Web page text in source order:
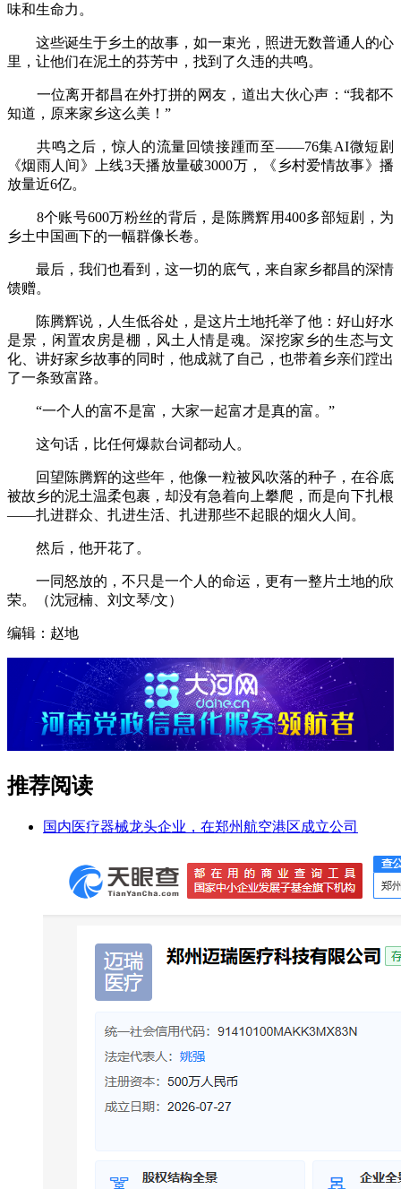
味和生命力。
这些诞生于乡土的故事，如一束光，照进无数普通人的心
里，让他们在泥土的芬芳中，找到了久违的共鸣。
一位离开都昌在外打拼的网友，道出大伙心声：“我都不
知道，原来家乡这么美！”
共鸣之后，惊人的流量回馈接踵而至——76集AI微短剧
《烟雨人间》上线3天播放量破3000万，《乡村爱情故事》播
放量近6亿。
8个账号600万粉丝的背后，是陈腾辉用400多部短剧，为
乡土中国画下的一幅群像长卷。
最后，我们也看到，这一切的底气，来自家乡都昌的深情
馈赠。
陈腾辉说，人生低谷处，是这片土地托举了他：好山好水
是景，闲置农房是棚，风土人情是魂。深挖家乡的生态与文
化、讲好家乡故事的同时，他成就了自己，也带着乡亲们蹚出
了一条致富路。
“一个人的富不是富，大家一起富才是真的富。”
这句话，比任何爆款台词都动人。
回望陈腾辉的这些年，他像一粒被风吹落的种子，在谷底
被故乡的泥土温柔包裹，却没有急着向上攀爬，而是向下扎根
——扎进群众、扎进生活、扎进那些不起眼的烟火人间。
然后，他开花了。
一同怒放的，不只是一个人的命运，更有一整片土地的欣
荣。（沈冠楠、刘文琴/文）
编辑：赵地
推荐阅读
国内医疗器械龙头企业，在郑州航空港区成立公司